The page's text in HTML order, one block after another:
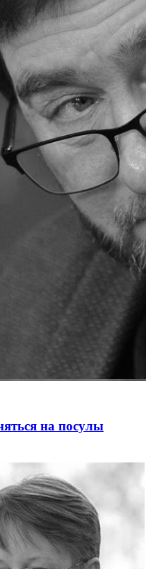
на посулы